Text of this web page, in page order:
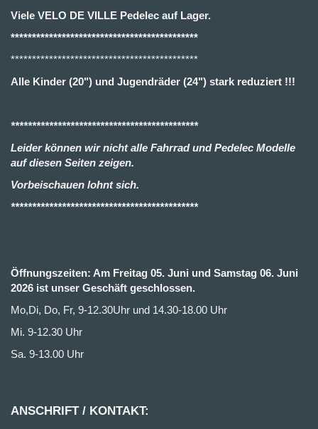
Viele VELO DE VILLE Pedelec auf Lager.
********************************************
********************************************
Alle Kinder (20") und Jugendräder (24") stark reduziert !!!
********************************************
Leider können wir nicht alle Fahrrad und Pedelec Modelle
auf diesen Seiten zeigen.
Vorbeischauen lohnt sich.
********************************************
Öffnungszeiten: Am Freitag 05. Juni und Samstag 06. Juni
2026 ist unser Geschäft geschlossen.
Mo,Di, Do, Fr, 9-12.30Uhr und 14.30-18.00 Uhr
Mi. 9-12.30 Uhr
Sa. 9-13.00 Uhr
ANSCHRIFT / KONTAKT: